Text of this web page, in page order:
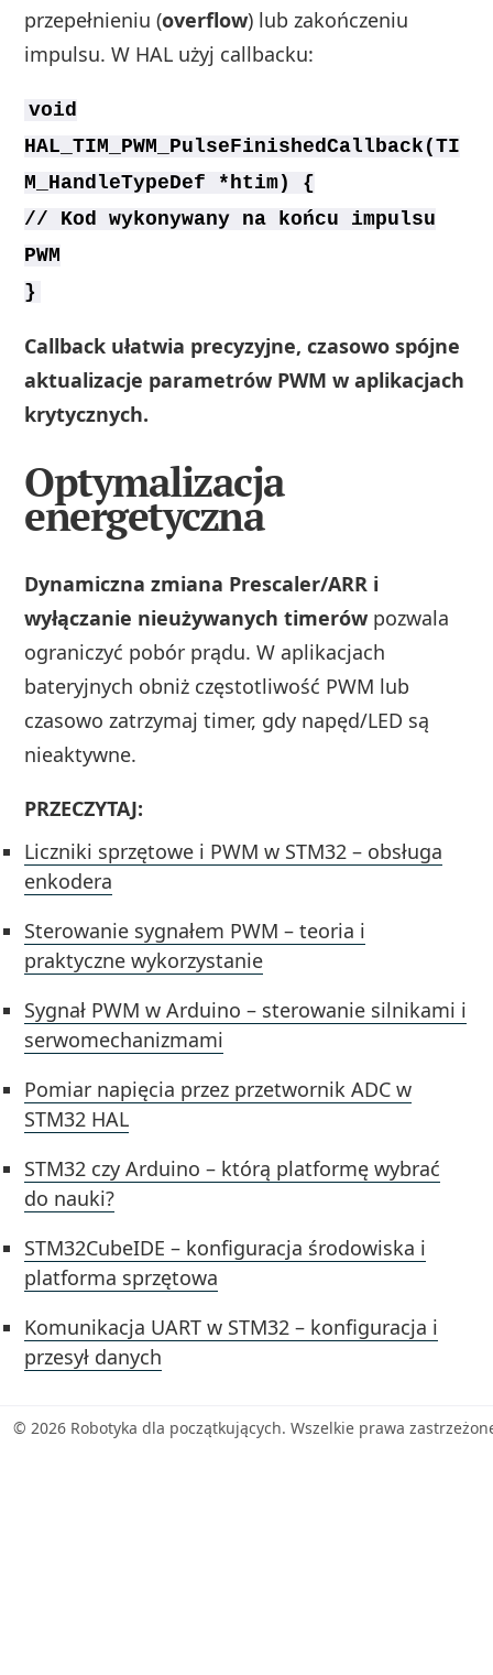
przepełnieniu (overflow) lub zakończeniu
impulsu. W HAL użyj callbacku:
void
HAL_TIM_PWM_PulseFinishedCallback(TI
M_HandleTypeDef *htim) {
// Kod wykonywany na końcu impulsu
PWM
}
Callback ułatwia precyzyjne, czasowo spójne
aktualizacje parametrów PWM w aplikacjach
krytycznych.
Optymalizacja
energetyczna
Dynamiczna zmiana Prescaler/ARR i
wyłączanie nieużywanych timerów pozwala
ograniczyć pobór prądu. W aplikacjach
bateryjnych obniż częstotliwość PWM lub
czasowo zatrzymaj timer, gdy napęd/LED są
nieaktywne.
PRZECZYTAJ:
Liczniki sprzętowe i PWM w STM32 – obsługa
enkodera
Sterowanie sygnałem PWM – teoria i
praktyczne wykorzystanie
Sygnał PWM w Arduino – sterowanie silnikami i
serwomechanizmami
Pomiar napięcia przez przetwornik ADC w
STM32 HAL
STM32 czy Arduino – którą platformę wybrać
do nauki?
STM32CubeIDE – konfiguracja środowiska i
platforma sprzętowa
Komunikacja UART w STM32 – konfiguracja i
przesył danych
© 2026 Robotyka dla początkujących. Wszelkie prawa